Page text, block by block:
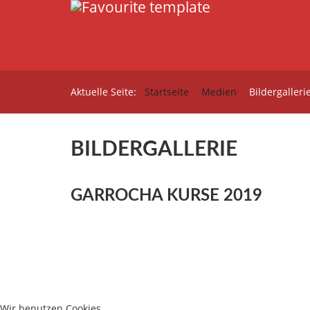
Aktuelle Seite: Startseite Medien Bildergallerie
BILDERGALLERIE
GARROCHA KURSE 2019